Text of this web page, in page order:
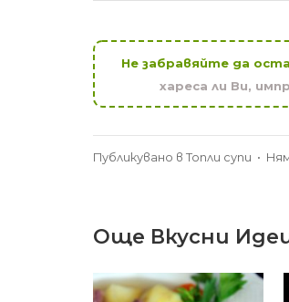
Не забравяйте да
хареса ли Ви,
Публикувано в Топли супи •
Още Вкусни